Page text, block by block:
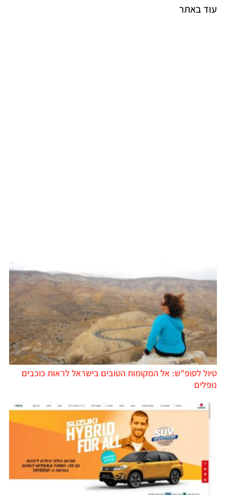
עוד באתר
טיול לסופ"ש: אל המקומות הטובים בישראל לראות כוכבים
נופלים